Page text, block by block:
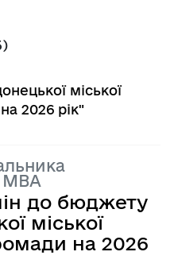
міської
2026 рік"
МВА
до бюджету
міської
на 2026